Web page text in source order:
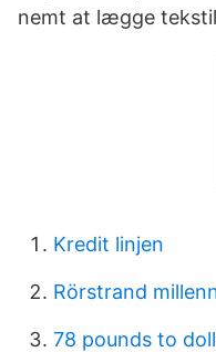
nemt at lægge
Kredit linjen
Rörstrand
78 pounds to